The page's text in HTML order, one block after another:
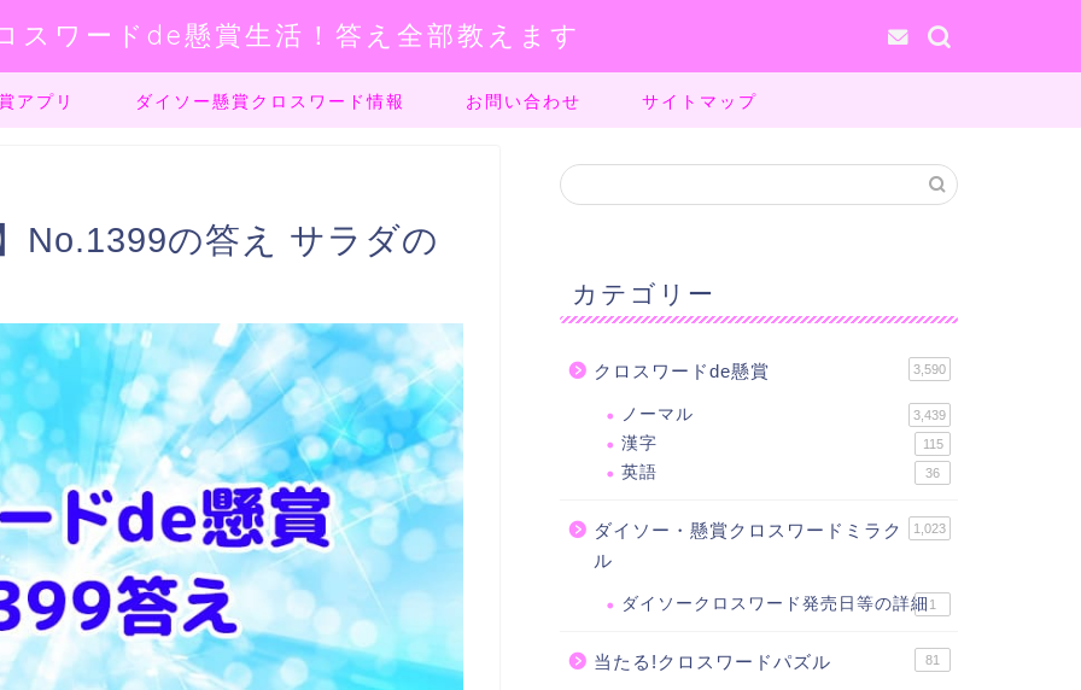
スワードde懸賞生活！答え全部教えます
アプリ ダイソー懸賞クロスワード情報 お問い合わせ サイトマップ
No.1399の答え サラダの
カテゴリー
クロスワードde懸賞 3,590
ノーマル 3,439
漢字 115
英語 36
ダイソー・懸賞クロスワードミラク
ル
1,023
ダイソークロスワード発売日等の詳細 1
当たる!クロスワードパズル 81